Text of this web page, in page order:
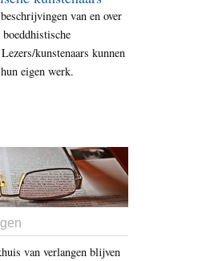
van en over
kunstenaars kunnen
eigen werk.
van verlangen blijven